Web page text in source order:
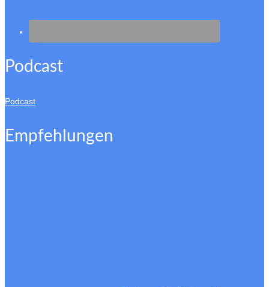
Podcast
Podcast
Empfehlungen